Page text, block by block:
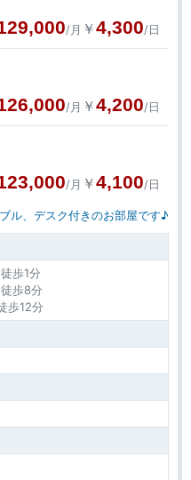
/月 ￥4,300/日
/月 ￥4,200/日
/月 ￥4,100/日
ル、デスク付きのお部屋です♪
1分
歩8分
12分